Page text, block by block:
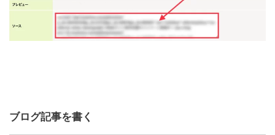
ブログ記事を書く